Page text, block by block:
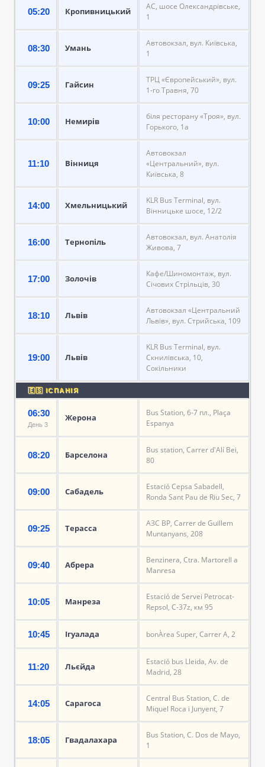
05:20 Кропивницький
АС, шосе Олександрівське,
1
08:30 Умань
Автовокзал, вул. Київська,
1
09:25 Гайсин
ТРЦ «Європейський», вул.
1-го Травня, 70
10:00 Немирів
біля ресторану «Троя», вул.
Горького, 1а
11:10 Вінниця
Автовокзал
«Центральний», вул.
Київська, 8
14:00 Хмельницький
KLR Bus Terminal, вул.
Вінницьке шосе, 12/2
16:00 Тернопіль
Автовокзал, вул. Анатолія
Живова, 7
17:00 Золочів
Кафе/Шиномонтаж, вул.
Січових Стрільців, 30
18:10 Львів
Автовокзал «Центральний
Львів», вул. Стрийська, 109
19:00 Львів
KLR Bus Terminal, вул.
Скнилівська, 10,
Сокільники
🇪🇸 ІСПАНІЯ
06:30
День 3
Жерона
Bus Station, 6-7 пл., Plaça
Espanya
08:20 Барселона
Bus station, Carrer d'Alí Bei,
80
09:00 Сабадель
Estació Cepsa Sabadell,
Ronda Sant Pau de Riu Sec, 7
09:25 Терасса
АЗС BP, Carrer de Guillem
Muntanyans, 208
09:40 Абрера
Benzinera, Ctra. Martorell a
Manresa
10:05 Манреза
Estació de Servei Petrocat-
Repsol, C-37z, км 95
10:45 Ігуалада bonÀrea Super, Carrer A, 2
11:20 Льєйда
Estació bus Lleida, Av. de
Madrid, 28
14:05 Сарагоса
Central Bus Station, C. de
Miquel Roca i Junyent, 7
18:05 Гвадалахара
Bus Station, C. Dos de Mayo,
1